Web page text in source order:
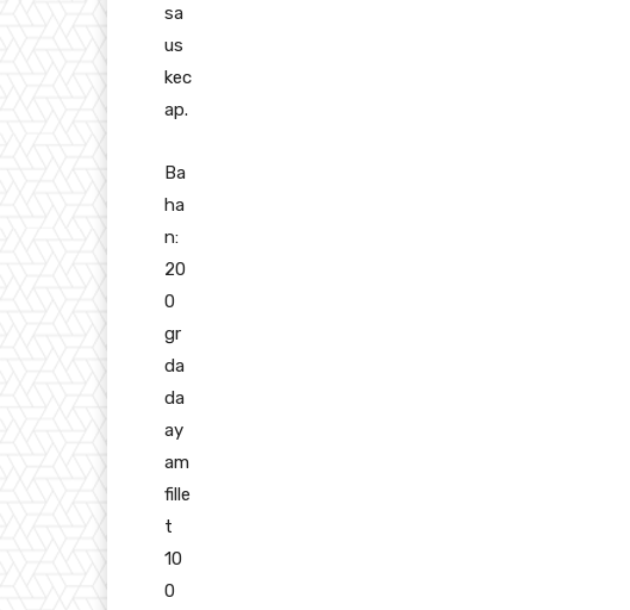
sa
us
kec
ap.
Ba
ha
n:
20
0
gr
da
da
ay
am
fille
t
10
0